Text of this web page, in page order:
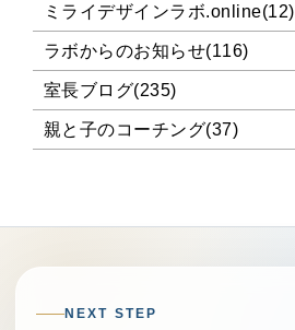
ミライデザインラボ.online(12)
ラボからのお知らせ(116)
室長ブログ(235)
親と子のコーチング(37)
NEXT STEP